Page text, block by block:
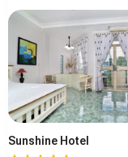
Sunshine Hotel